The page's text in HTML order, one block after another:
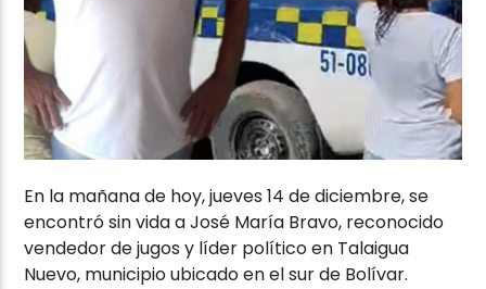
En la mañana de hoy, jueves 14 de diciembre, se
encontró sin vida a José María Bravo, reconocido
vendedor de jugos y líder político en Talaigua
Nuevo, municipio ubicado en el sur de Bolívar.